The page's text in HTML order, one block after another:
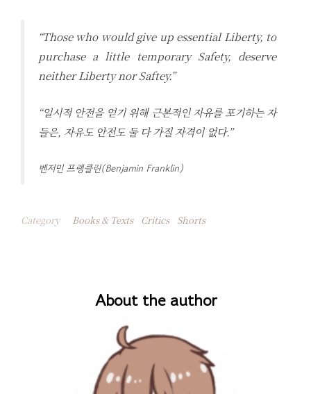
“Those who would give up essential Liberty, to
purchase a little temporary Safety, deserve
neither Liberty nor Saftey.”
“일시적 안전을 얻기 위해 근본적인 자유를 포기하는 자
들은, 자유도 안전도 둘 다 가질 자격이 없다.”
벤저민 프랭클린(Benjamin Franklin)
Category Books & Texts Critics Shorts
About the author